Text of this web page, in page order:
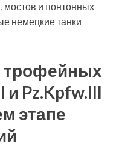
мостов и понтонных
немецкие танки
трофейных
и Pz.Kpfw.III
этапе